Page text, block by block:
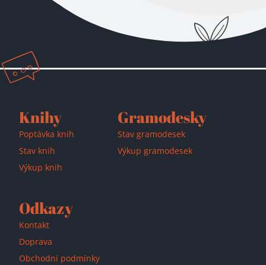
Přidáno do košíku!
Knihy
Poptávka knih
Stav knih
Výkup knih
Gramodesky
Stav gramodesek
Výkup gramodesek
Odkazy
Kontakt
Doprava
Obchodní podmínky